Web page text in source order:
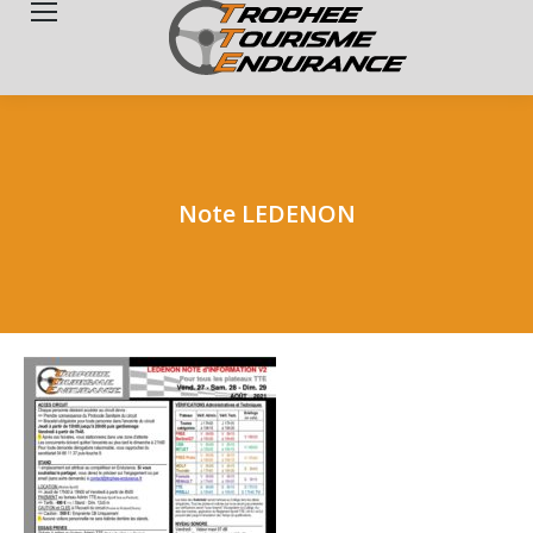
Note LEDENON